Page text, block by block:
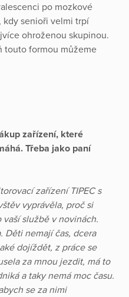
po mozkové
kdy senioři velmi trpí
ohroženou skupinou.
touto formou můžeme
zařízení, které
Třeba jako paní
zařízení TIPEC s
vyprávěla, proč si
službě v novinách.
Děti nemají čas, dcera
dojíždět, z práce se
za mnou jezdit, má to
a taky nemá moc času.
se za nimi